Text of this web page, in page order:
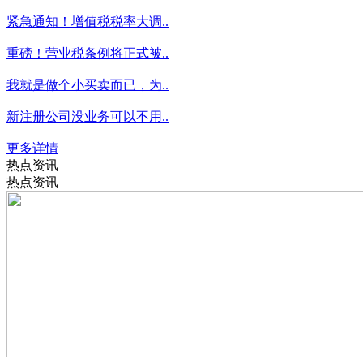
紧急通知！增值税税率大调..
重磅！营业税条例将正式被..
我就是做个小买卖而已，为..
新注册公司没业务可以不用..
更多详情
热点资讯
热点资讯